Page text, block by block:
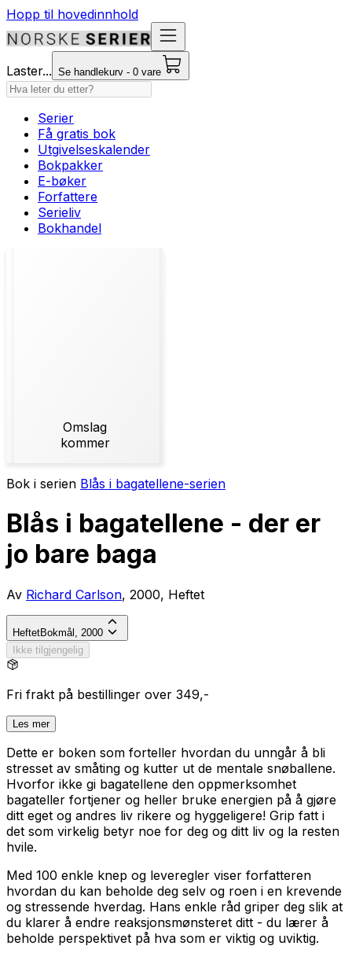
Hopp til hovedinnhold
Laster... Se handlekurv - 0 vare
Serier
Få gratis bok
Utgivelseskalender
Bokpakker
E-bøker
Forfattere
Serieliv
Bokhandel
Omslag
kommer
Bok i serien Blås i bagatellene-serien
Blås i bagatellene - der er
jo bare baga
Av Richard Carlson, 2000, Heftet
HeftetBokmål, 2000
Ikke tilgjengelig
Fri frakt på bestillinger over 349,-
Les mer
Dette er boken som forteller hvordan du unngår å bli
stresset av småting og kutter ut de mentale snøballene.
Hvorfor ikke gi bagatellene den oppmerksomhet
bagateller fortjener og heller bruke energien på å gjøre
ditt eget og andres liv rikere og hyggeligere! Grip fatt i
det som virkelig betyr noe for deg og ditt liv og la resten
hvile.
Med 100 enkle knep og leveregler viser forfatteren
hvordan du kan beholde deg selv og roen i en krevende
og stressende hverdag. Hans enkle råd griper deg slik at
du klarer å endre reaksjonsmønsteret ditt - du lærer å
beholde perspektivet på hva som er viktig og uviktig.